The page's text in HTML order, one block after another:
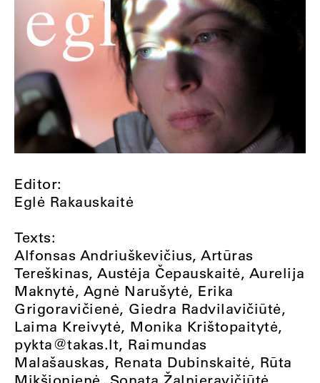
Editor:
Eglė Rakauskaitė
Texts:
Alfonsas Andriuškevičius, Artūras
Tereškinas, Austėja Čepauskaitė, Aurelija
Maknytė, Agnė Narušytė, Erika
Grigoravičienė, Giedra Radvilavičiūtė,
Laima Kreivytė, Monika Krištopaitytė,
pykta@takas.lt, Raimundas
Malašauskas, Renata Dubinskaitė, Rūta